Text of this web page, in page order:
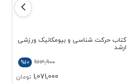
کتاب حرکت شناسی و بیومکانیک ورزشی
ارشد
963,900
%10
1,071,000 تومان